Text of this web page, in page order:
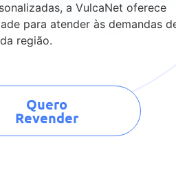
a VulcaNet oferece
para atender às demandas
região.
Quero
Revender